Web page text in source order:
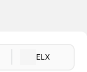
ELX